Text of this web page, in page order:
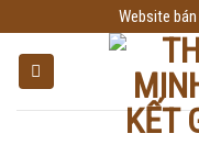
to
content
Website